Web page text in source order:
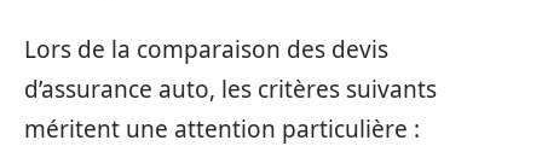
Lors de la comparaison des devis
d’assurance auto, les critères suivants
méritent une attention particulière :